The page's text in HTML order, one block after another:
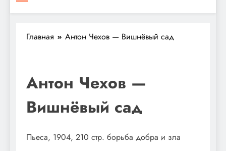
Главная Антон Чехов — Вишнёвый сад
Антон Чехов —
Вишнёвый сад
Пьеса, 1904, 210 стр. борьба добра и зла